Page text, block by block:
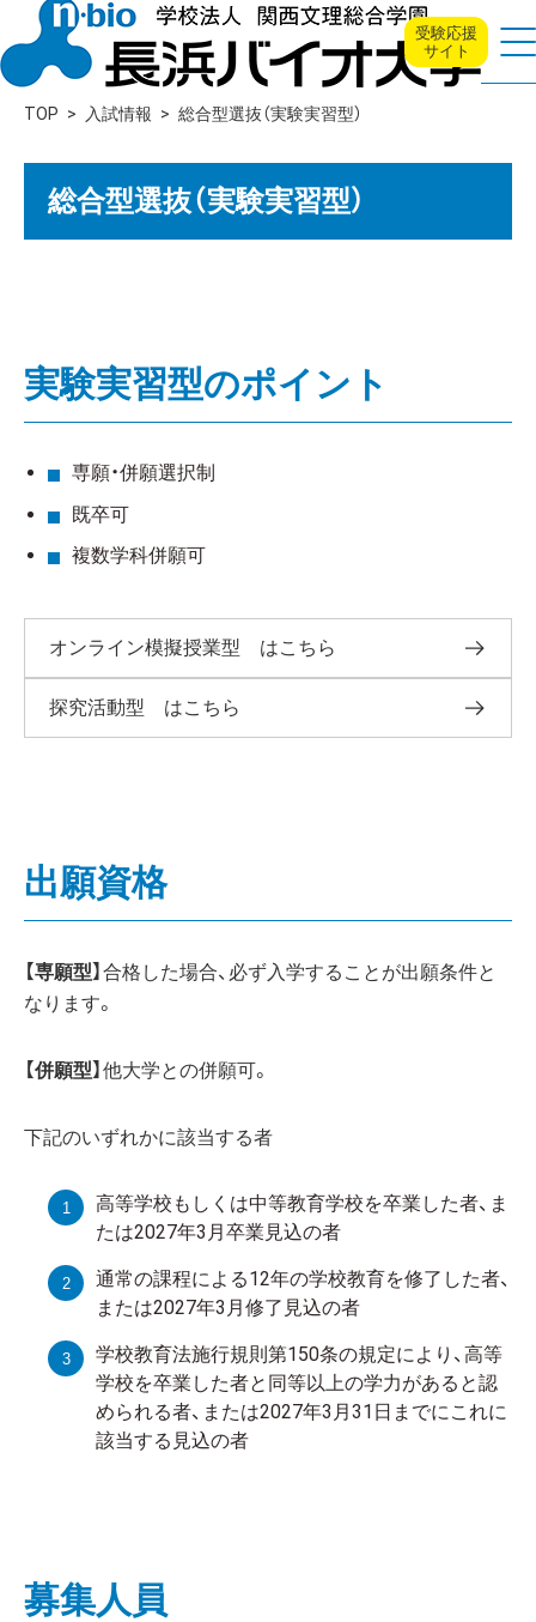
受験応援
サイト
TOP 入試情報 総合型選抜（実験実習型）
総合型選抜（実験実習型）
実験実習型のポイント
専願・併願選択制
既卒可
複数学科併願可
オンライン模擬授業型 はこちら
探究活動型 はこちら
出願資格
【専願型】 合格した場合、必ず入学することが出願条件と
なります。
【併願型】 他大学との併願可。
下記のいずれかに該当する者
高等学校もしくは中等教育学校を卒業した者、ま
たは2027年3月卒業見込の者
通常の課程による12年の学校教育を修了した者、
または2027年3月修了見込の者
学校教育法施行規則第150条の規定により、高等
学校を卒業した者と同等以上の学力があると認
められる者、または2027年3月31日までにこれに
該当する見込の者
募集人員